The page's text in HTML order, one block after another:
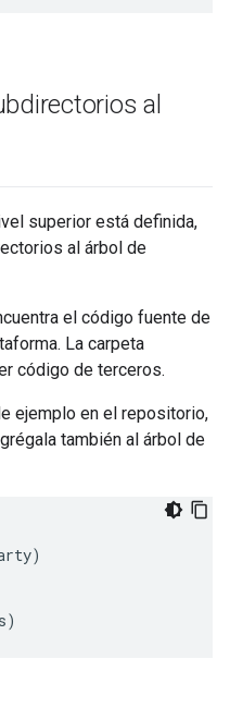
al
superior está definida,
al árbol de
el código fuente de
La carpeta
código de terceros.
ejemplo en el repositorio,
también al árbol de